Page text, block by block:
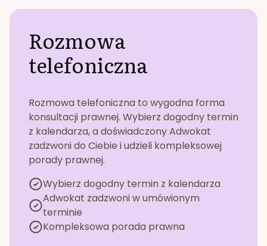
Rozmowa
telefoniczna
Rozmowa telefoniczna to wygodna forma
konsultacji prawnej. Wybierz dogodny termin
z kalendarza, a doświadczony Adwokat
zadzwoni do Ciebie i udzieli kompleksowej
porady prawnej.
Wybierz dogodny termin z kalendarza
Adwokat zadzwoni w umówionym
terminie
Kompleksowa porada prawna